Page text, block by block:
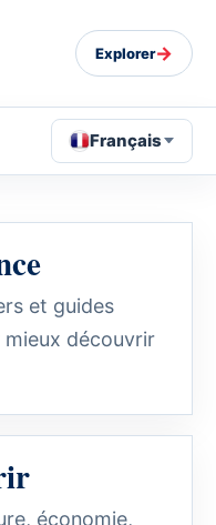
Explorer→
Français
et guides
découvrir
économie,